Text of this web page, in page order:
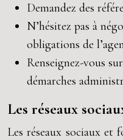
Demandez des
N’hésitez pas à
obligations de
Renseignez-vous
démarches
Les réseaux
Les réseaux sociaux et